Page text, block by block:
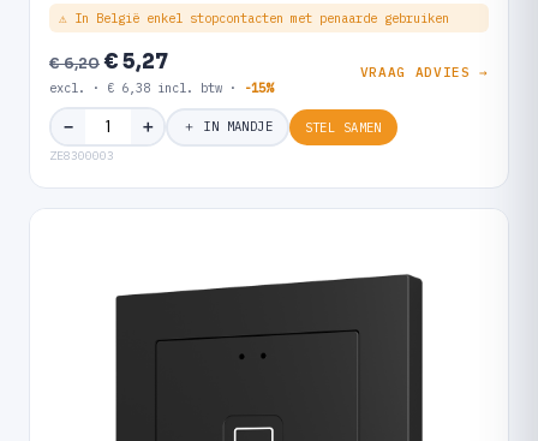
⚠ In België enkel stopcontacten met penaarde gebruiken
€ 6,20€ 5,27
excl. · € 6,38 incl. btw · -15%
VRAAG ADVIES →
− ＋ ＋ IN MANDJE STEL SAMEN
ZE8300003